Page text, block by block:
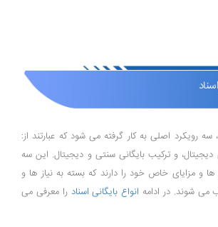
سه رویکرد اصلی به کار گرفته می ‌شود که عبارتند از:
دیجیتال، و ترکیب بایگانی سنتی و دیجیتال. این سه
‌ها و مزایای خاص خود را دارند که بسته به نیاز ها و
می ‌شوند. در ادامه انواع بایگانی اسناد را معرفی می